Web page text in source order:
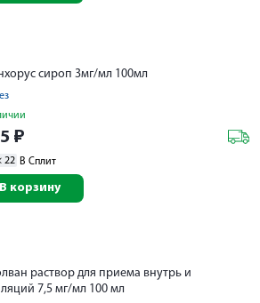
сироп 3мг/мл 100мл
₽
22 В Сплит
В корзину
раствор для приема внутрь и
7,5 мг/мл 100 мл